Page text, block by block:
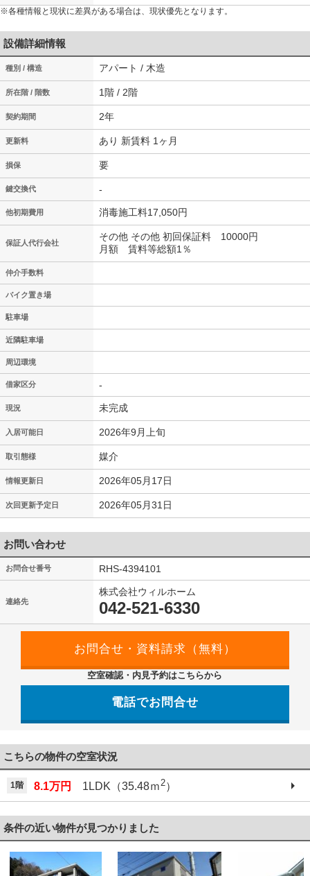
※各種情報と現状に差異がある場合は、現状優先となります。
設備詳細情報
種別 / 構造 アパート / 木造
所在階 / 階数 1階 / 2階
契約期間 2年
更新料 あり 新賃料 1ヶ月
損保 要
鍵交換代 -
他初期費用 消毒施工料17,050円
保証人代行会社
その他 その他 初回保証料 10000円
月額 賃料等総額1％
仲介手数料
バイク置き場
駐車場
近隣駐車場
周辺環境
借家区分 -
現況 未完成
入居可能日 2026年9月上旬
取引態様 媒介
情報更新日 2026年05月17日
次回更新予定日 2026年05月31日
お問い合わせ
お問合せ番号 RHS-4394101
連絡先
株式会社ウィルホーム
042-521-6330
空室確認・内見予約はこちらから
電話でお問合せ
こちらの物件の空室状況
1階 8.1万円 1LDK（35.48ｍ2）
条件の近い物件が見つかりました